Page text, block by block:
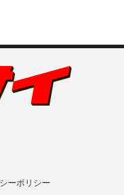
ーポリシー